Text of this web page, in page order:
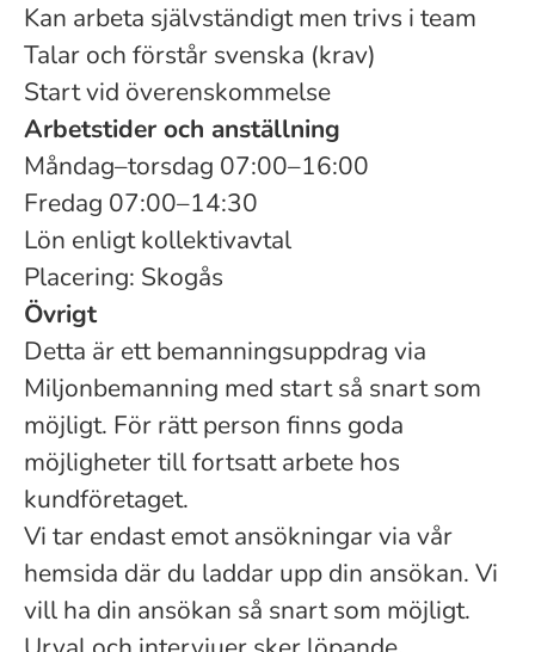
Kan arbeta självständigt men trivs i team
Talar och förstår svenska (krav)
Start vid överenskommelse
Arbetstider och anställning
Måndag–torsdag 07:00–16:00
Fredag 07:00–14:30
Lön enligt kollektivavtal
Placering: Skogås
Övrigt
Detta är ett bemanningsuppdrag via
Miljonbemanning med start så snart som
möjligt. För rätt person finns goda
möjligheter till fortsatt arbete hos
kundföretaget.
Vi tar endast emot ansökningar via vår
hemsida där du laddar upp din ansökan. Vi
vill ha din ansökan så snart som möjligt.